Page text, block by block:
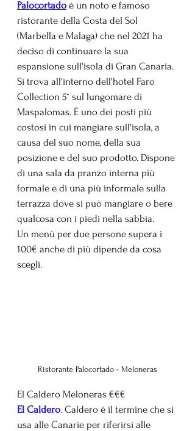
Palocortado è un noto e famoso
ristorante della Costa del Sol
(Marbella e Malaga) che nel 2021 ha
deciso di continuare la sua
espansione sull'isola di Gran Canaria.
Si trova all'interno dell'hotel Faro
Collection 5* sul lungomare di
Maspalomas. È uno dei posti più
costosi in cui mangiare sull'isola, a
causa del suo nome, della sua
posizione e del suo prodotto. Dispone
di una sala da pranzo interna più
formale e di una più informale sulla
terrazza dove si può mangiare o bere
qualcosa con i piedi nella sabbia.
Un menù per due persone supera i
100€ anche di più dipende da cosa
scegli.
Ristorante Palocortado - Meloneras
El Caldero Meloneras €€€
El Caldero. Caldero è il termine che si
usa alle Canarie per riferirsi alle